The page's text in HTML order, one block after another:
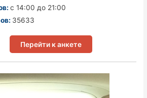
с 14:00 до 21:00
35633
Перейти к анкете